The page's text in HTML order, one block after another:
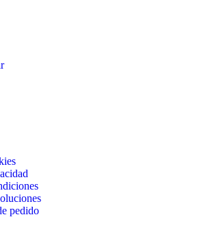
pedido